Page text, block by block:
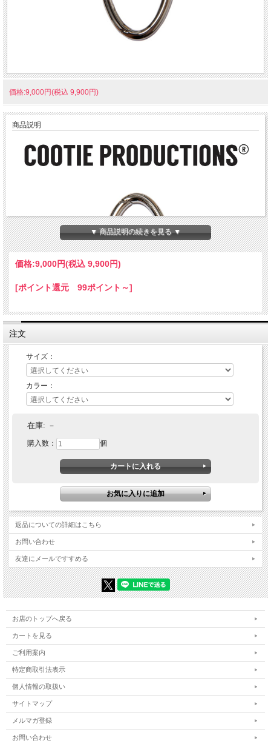
価格:9,000円(税込 9,900円)
商品説明
COOTIE (クーティー) Symbol Carabiner
INFORMATION
COOTIE(クーティー)COOTIE(クーティー)COOTIE PRODU
CTIONS 2025 FALL & WINTER /【Reminiscence】新作
▼ 商品説明の続きを見る ▼
価格:9,000円(税込 9,900円)
[ポイント還元 99ポイント～]
注文
サイズ：
カラー：
在庫: －
購入数： 個
返品についての詳細はこちら
お問い合わせ
友達にメールですすめる
お店のトップへ戻る
カートを見る
ご利用案内
特定商取引法表示
個人情報の取扱い
サイトマップ
メルマガ登録
お問い合わせ